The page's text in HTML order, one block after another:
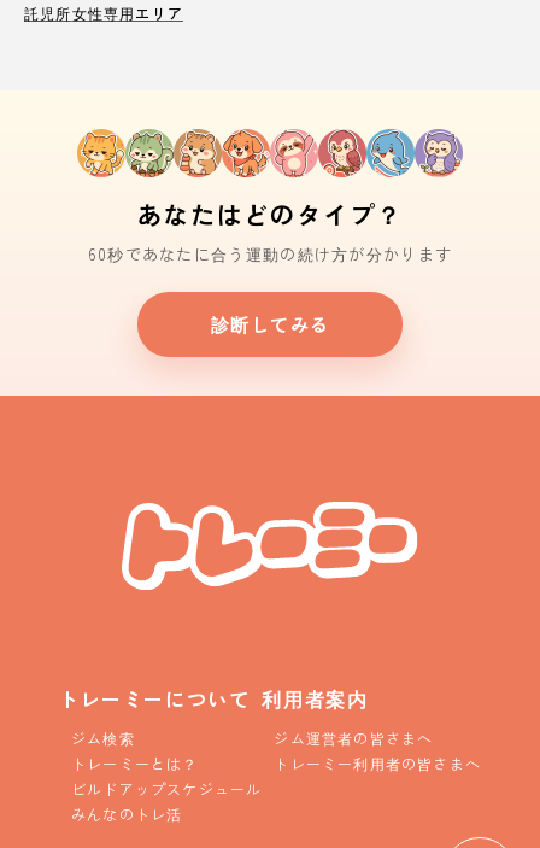
託児所女性専用エリア
あなたはどのタイプ？
60秒であなたに合う運動の続け方が分かります
診断してみる
トレーミーについて
ジム検索
トレーミーとは？
ビルドアップスケジュール
みんなのトレ活
利用者案内
ジム運営者の皆さまへ
トレーミー利用者の皆さまへ